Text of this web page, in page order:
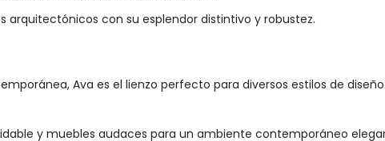
arquitectónicos con su esplendor distintivo y robustez.
Ava es el lienzo perfecto para diversos estilos de
y muebles audaces para un ambiente contemporáneo